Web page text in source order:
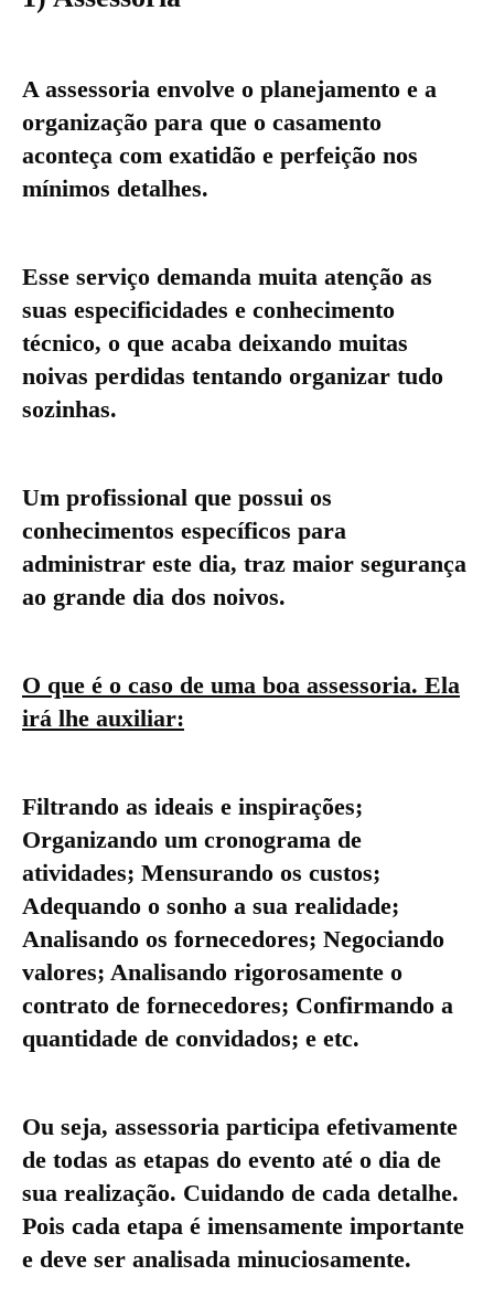
A assessoria envolve o planejamento e a
organização para que o casamento
aconteça com exatidão e perfeição nos
mínimos detalhes.
Esse serviço demanda muita atenção as
suas especificidades e conhecimento
técnico, o que acaba deixando muitas
noivas perdidas tentando organizar tudo
sozinhas.
Um profissional que possui os
conhecimentos específicos para
administrar este dia, traz maior segurança
ao grande dia dos noivos.
O que é o caso de uma boa assessoria. Ela
irá lhe auxiliar:
Filtrando as ideais e inspirações;
Organizando um cronograma de
atividades; Mensurando os custos;
Adequando o sonho a sua realidade;
Analisando os fornecedores; Negociando
valores; Analisando rigorosamente o
contrato de fornecedores; Confirmando a
quantidade de convidados; e etc.
Ou seja, assessoria participa efetivamente
de todas as etapas do evento até o dia de
sua realização. Cuidando de cada detalhe.
Pois cada etapa é imensamente importante
e deve ser analisada minuciosamente.